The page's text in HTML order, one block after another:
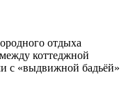
отдыха
коттеджной
с «выдвижной бадьёй»